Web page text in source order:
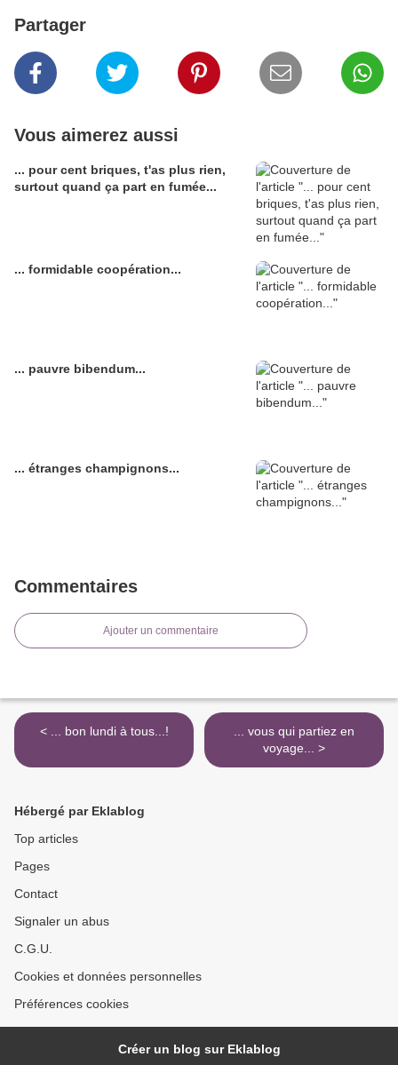
Partager
Vous aimerez aussi
... pour cent briques, t'as plus rien,
surtout quand ça part en fumée...
... formidable coopération...
... pauvre bibendum...
... étranges champignons...
Commentaires
Ajouter un commentaire
< ... bon lundi à tous...!
... vous qui partiez en
voyage... >
Hébergé par Eklablog
Top articles
Pages
Contact
Signaler un abus
C.G.U.
Cookies et données personnelles
Préférences cookies
Créer un blog sur Eklablog